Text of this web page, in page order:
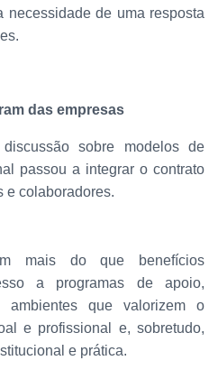
necessidade de uma resposta
das empresas
sobre modelos de
passou a integrar o contrato
e colaboradores.
mais do que benefícios
a programas de apoio,
ambientes que valorizem o
e profissional e, sobretudo,
e prática.